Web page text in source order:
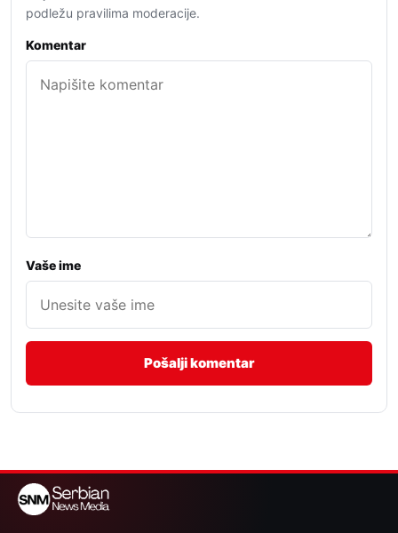
podležu pravilima moderacije.
Komentar
Vaše ime